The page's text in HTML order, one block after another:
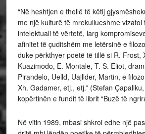
“Në heshtjen e thellë të këtij
me një kulturë të mrekullueshme vizatoi
intelektuali të vërtetë, larg
afinitet të çuditshëm me letërsinë e
duke përkthyer poetë të tillë si R. Frost,
Kuazimodo, E. Montale, T. S. Eliot,
Pirandelo, Uelld, Uajllder, Martin, e
Xh. Gadamer, etj., etj.” (Stefan
kopërtinën e fundit të librit “Buzë të
Në vitin 1989, mbasi shkroi edhe një